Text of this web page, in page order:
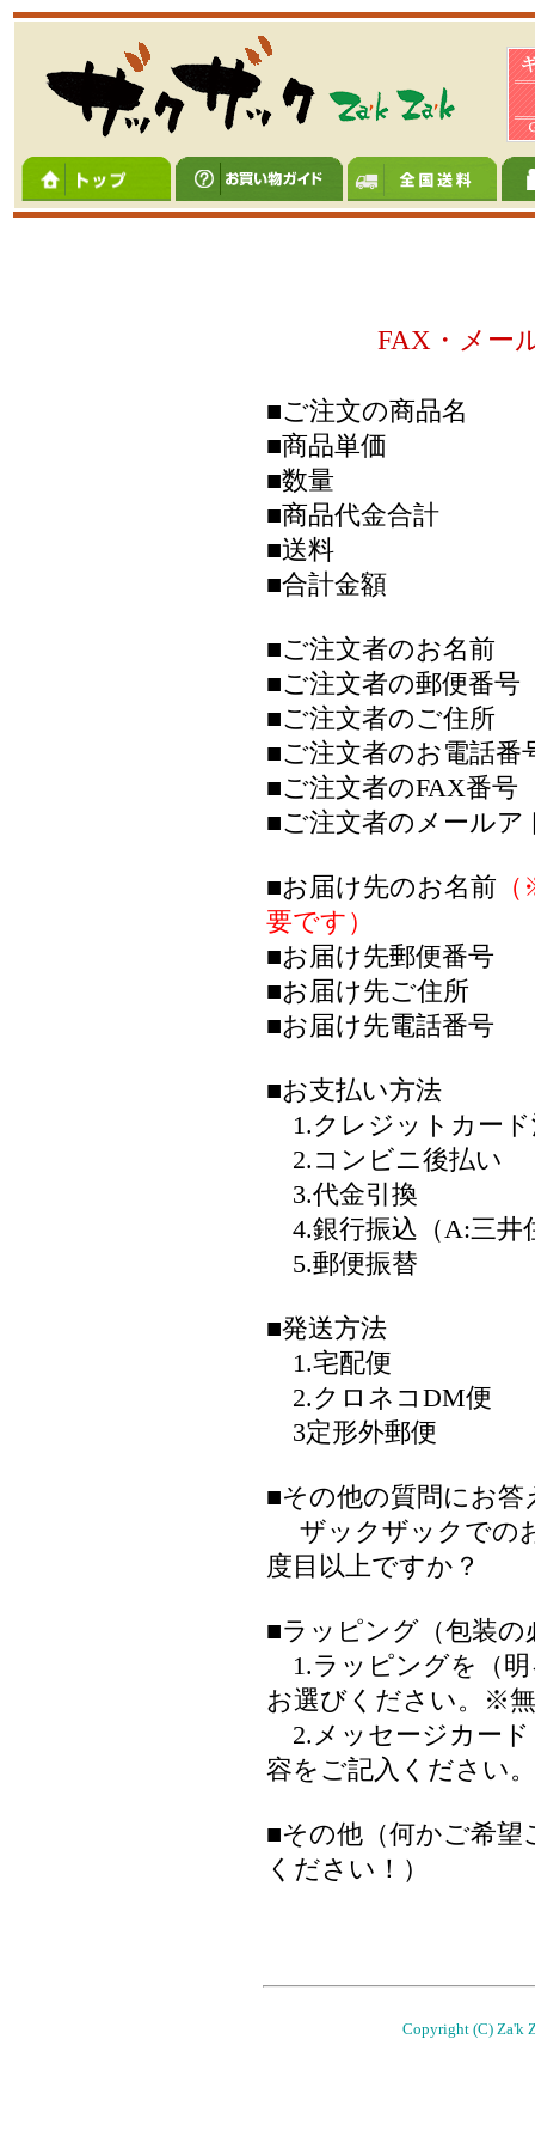
FAX・メー
■ご注文の商品名
■商品単価
■数量
■商品代金合計
■送料
■合計金額
■ご注文者のお名前
■ご注文者の郵便番号
■ご注文者のご住所
■ご注文者のお電話番
■ご注文者のFAX番号
■ご注文者のメールア
■お届け先のお名前
要です）
■お届け先郵便番号
■お届け先ご住所
■お届け先電話番号
■お支払い方法
1.クレジットカード
2.コンビニ後払い
3.代金引換
4.銀行振込（A:三井
5.郵便振替
■発送方法
1.宅配便
2.クロネコDM便
3定形外郵便
■その他の質問にお答
ザックザックでの
度目以上ですか？
■ラッピング（包装
1.ラッピングを（明
お選びください。※
2.メッセージカード
容をご記入ください
■その他（何かご希
ください！）
Copyright (C) Za'k